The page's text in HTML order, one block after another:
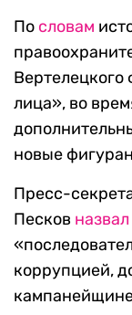
По словам
лица», во
новые
Пресс-
Песков назвал
коррупцией,